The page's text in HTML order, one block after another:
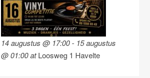
14 augustus @ 17:00- 15 augustus
@ 01:00atLoosweg 1 Havelte